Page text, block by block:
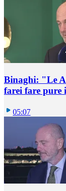
Binaghi: "Le
farei fare
05:07